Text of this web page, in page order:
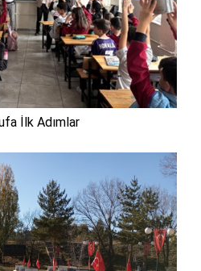
İlk Adımlar